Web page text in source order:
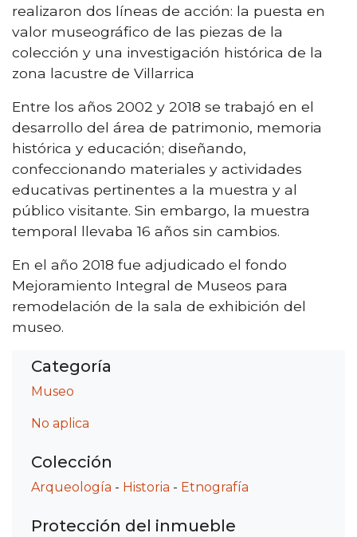
realizaron dos líneas de acción: la puesta en
valor museográfico de las piezas de la
colección y una investigación histórica de la
zona lacustre de Villarrica
Entre los años 2002 y 2018 se trabajó en el
desarrollo del área de patrimonio, memoria
histórica y educación; diseñando,
confeccionando materiales y actividades
educativas pertinentes a la muestra y al
público visitante. Sin embargo, la muestra
temporal llevaba 16 años sin cambios.
En el año 2018 fue adjudicado el fondo
Mejoramiento Integral de Museos para
remodelación de la sala de exhibición del
museo.
Categoría
Museo
No aplica
Colección
Arqueología - Historia - Etnografía
Protección del inmueble